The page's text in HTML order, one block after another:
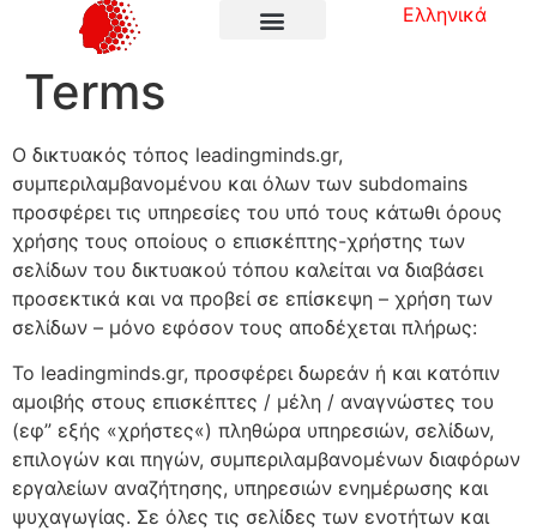
Ελληνικά
Terms
O δικτυακός τόπος leadingminds.gr,
συμπεριλαμβανομένου και όλων των subdomains
προσφέρει τις υπηρεσίες του υπό τους κάτωθι όρους
χρήσης τους οποίους ο επισκέπτης-χρήστης των
σελίδων του δικτυακού τόπου καλείται να διαβάσει
προσεκτικά και να προβεί σε επίσκεψη – χρήση των
σελίδων – μόνο εφόσον τους αποδέχεται πλήρως:
Το leadingminds.gr, προσφέρει δωρεάν ή και κατόπιν
αμοιβής στους επισκέπτες / μέλη / αναγνώστες του
(εφ” εξής «χρήστες«) πληθώρα υπηρεσιών, σελίδων,
επιλογών και πηγών, συμπεριλαμβανομένων διαφόρων
εργαλείων αναζήτησης, υπηρεσιών ενημέρωσης και
ψυχαγωγίας. Σε όλες τις σελίδες των ενοτήτων και